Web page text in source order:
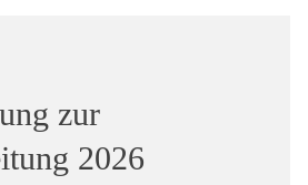
zur
2026